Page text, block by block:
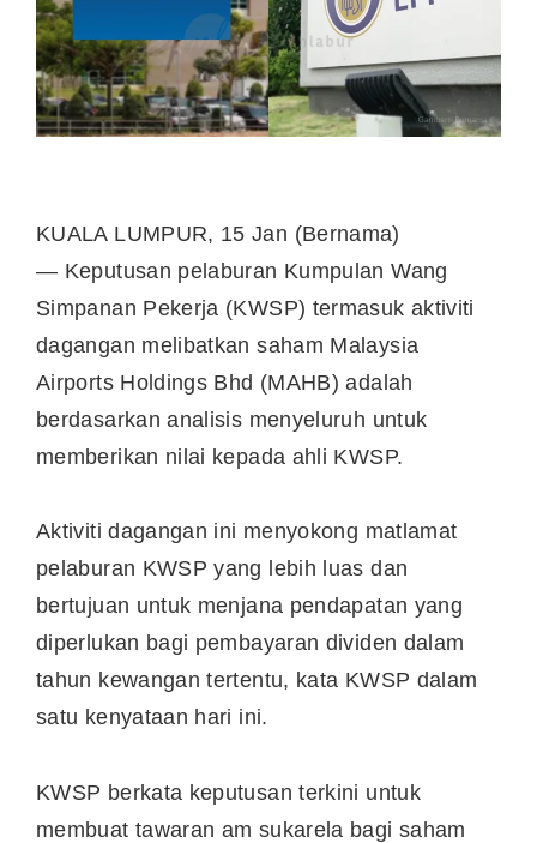
KUALA LUMPUR, 15 Jan (Bernama)
— Keputusan pelaburan Kumpulan Wang
Simpanan Pekerja (KWSP) termasuk aktiviti
dagangan melibatkan saham Malaysia
Airports Holdings Bhd (MAHB) adalah
berdasarkan analisis menyeluruh untuk
memberikan nilai kepada ahli KWSP.
Aktiviti dagangan ini menyokong matlamat
pelaburan KWSP yang lebih luas dan
bertujuan untuk menjana pendapatan yang
diperlukan bagi pembayaran dividen dalam
tahun kewangan tertentu, kata KWSP dalam
satu kenyataan hari ini.
KWSP berkata keputusan terkini untuk
membuat tawaran am sukarela bagi saham